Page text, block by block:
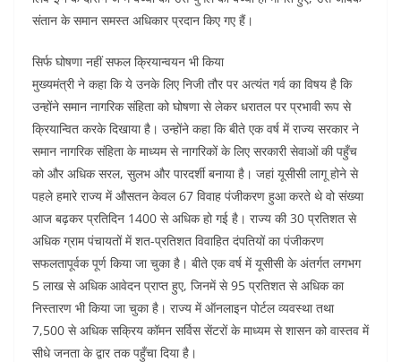
संतान के समान समस्त अधिकार प्रदान किए गए हैं।
सिर्फ घोषणा नहीं सफल क्रियान्वयन भी किया
मुख्यमंत्री ने कहा कि ये उनके लिए निजी तौर पर अत्यंत गर्व का विषय है कि
उन्होंने समान नागरिक संहिता को घोषणा से लेकर धरातल पर प्रभावी रूप से
क्रियान्वित करके दिखाया है। उन्होंने कहा कि बीते एक वर्ष में राज्य सरकार ने
समान नागरिक संहिता के माध्यम से नागरिकों के लिए सरकारी सेवाओं की पहुँच
को और अधिक सरल, सुलभ और पारदर्शी बनाया है। जहां यूसीसी लागू होने से
पहले हमारे राज्य में औसतन केवल 67 विवाह पंजीकरण हुआ करते थे वो संख्या
आज बढ़कर प्रतिदिन 1400 से अधिक हो गई है। राज्य की 30 प्रतिशत से
अधिक ग्राम पंचायतों में शत-प्रतिशत विवाहित दंपतियों का पंजीकरण
सफलतापूर्वक पूर्ण किया जा चुका है। बीते एक वर्ष में यूसीसी के अंतर्गत लगभग
5 लाख से अधिक आवेदन प्राप्त हुए, जिनमें से 95 प्रतिशत से अधिक का
निस्तारण भी किया जा चुका है। राज्य में ऑनलाइन पोर्टल व्यवस्था तथा
7,500 से अधिक सक्रिय कॉमन सर्विस सेंटरों के माध्यम से शासन को वास्तव में
सीधे जनता के द्वार तक पहुँचा दिया है।